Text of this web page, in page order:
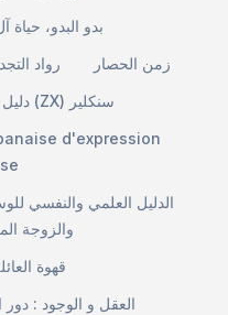
بدو البدو،
رواد التجديد
زمن الحصار
دليل برمجة حاسب سبكتروم (ZX) سنكلير
d'expression
الدليل العلمي والنفسي
والزوجة
قهوة
العقل و الوجود :